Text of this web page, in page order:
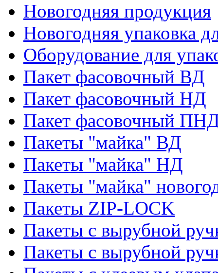
Новогодняя продукция
Новогодняя упаковка
Оборудование для
Пакет фасовочный ВД
Пакет фасовочный НД
Пакет фасовочный
Пакеты "майка" ВД
Пакеты "майка" НД
Пакеты "майка"
Пакеты ZIP-LOCK
Пакеты с вырубной
Пакеты с вырубной